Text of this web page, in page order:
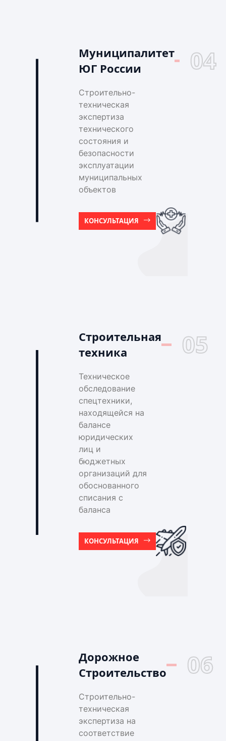
Муниципалитет
ЮГ России
04
Строительно-
техническая
экспертиза
технического
состояния и
безопасности
эксплуатации
муниципальных
объектов
КОНСУЛЬТАЦИЯ
Строительная
техника
05
Техническое
обследование
спецтехники,
находящейся на
балансе
юридических
лиц и
бюджетных
организаций для
обоснованного
списания с
баланса
КОНСУЛЬТАЦИЯ
Дорожное
Строительство
06
Строительно-
техническая
экспертиза на
соответствие